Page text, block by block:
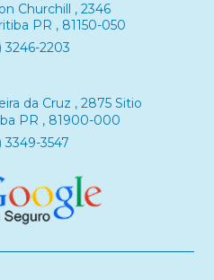
Churchill , 2346
PR , 81150-050
3246-2203
da Cruz , 2875 Sitio
PR , 81900-000
3349-3547